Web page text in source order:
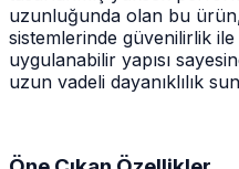
uzunluğunda olan bu
sistemlerinde güvenilirlik
uygulanabilir yapısı
uzun vadeli dayanıklılık